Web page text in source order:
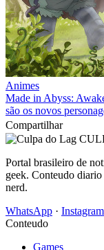
Animes
Made in Abyss:
são os novos
Compartilhar
Portal brasileiro de
geek. Conteudo
nerd.
WhatsApp · Instagram
Conteudo
Games